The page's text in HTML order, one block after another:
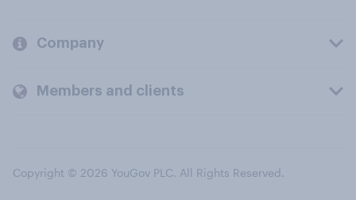
Company
Members and clients
Copyright © 2026 YouGov PLC. All Rights Reserved.